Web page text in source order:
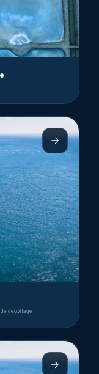
décollage